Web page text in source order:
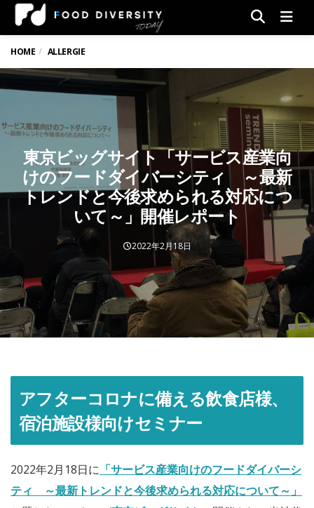
HOME ALLERGIE
東京ビッグサイト「サービス産業向
けのフードダイバーシティ ～最新
トレンドと今後求められる対応につ
いて～」開催レポート
2022年2月18日
アフターコロナに備える飲食店様、
宿泊施設様向けセミナー
2022年2月18日に 「サービス産業向けのフードダイバーシ
ティ ～最新トレンドと今後求められる対応について～」